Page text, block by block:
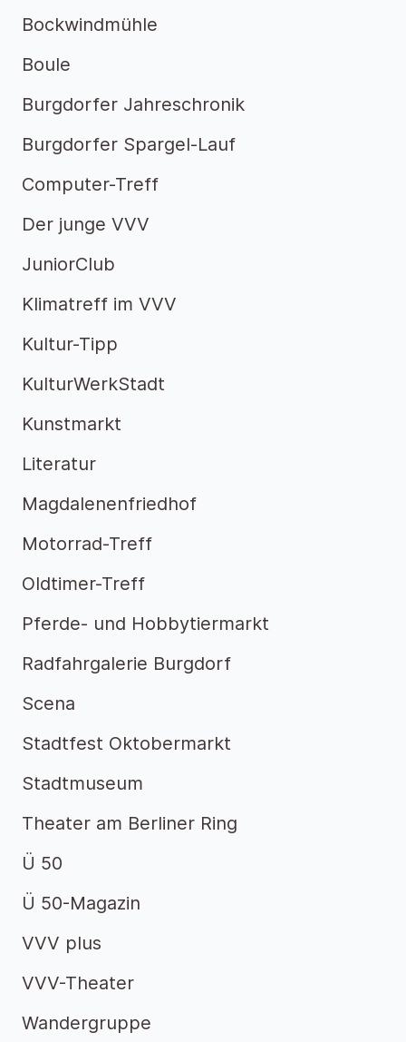
Bockwindmühle
Boule
Burgdorfer Jahreschronik
Burgdorfer Spargel-Lauf
Computer-Treff
Der junge VVV
JuniorClub
Klimatreff im VVV
Kultur-Tipp
KulturWerkStadt
Kunstmarkt
Literatur
Magdalenenfriedhof
Motorrad-Treff
Oldtimer-Treff
Pferde- und Hobbytiermarkt
Radfahrgalerie Burgdorf
Scena
Stadtfest Oktobermarkt
Stadtmuseum
Theater am Berliner Ring
Ü 50
Ü 50-Magazin
VVV plus
VVV-Theater
Wandergruppe